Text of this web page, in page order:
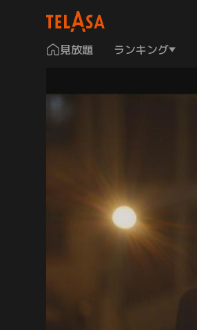
見放題 ランキング